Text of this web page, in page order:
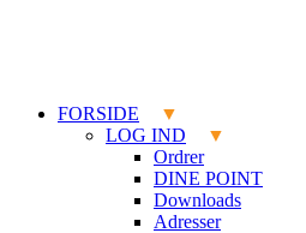
FORSIDE
LOG IND
Ordrer
DINE POINT
Downloads
Adresser